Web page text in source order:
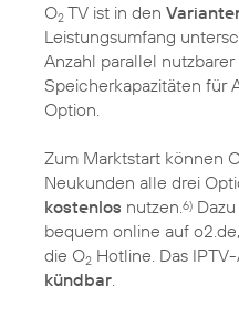
O2 TV ist in den
Leistungsumfang
Anzahl parallel
Speicherkapazitäten für
Option.
Zum Marktstart können
Neukunden alle drei
kostenlos nutzen.6)
bequem online auf
die O2 Hotline. Das
kündbar.